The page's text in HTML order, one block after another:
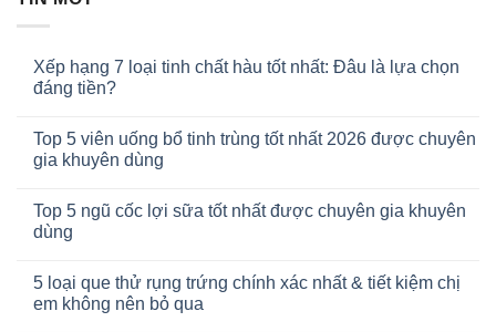
Xếp hạng 7 loại tinh chất hàu tốt nhất: Đâu là lựa chọn
đáng tiền?
Top 5 viên uống bổ tinh trùng tốt nhất 2026 được chuyên
gia khuyên dùng
Top 5 ngũ cốc lợi sữa tốt nhất được chuyên gia khuyên
dùng
5 loại que thử rụng trứng chính xác nhất & tiết kiệm chị
em không nên bỏ qua